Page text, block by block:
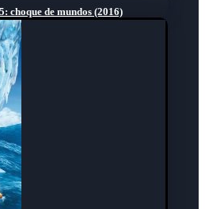
choque de mundos (2016)